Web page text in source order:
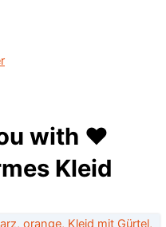
with ♥️
Kleid